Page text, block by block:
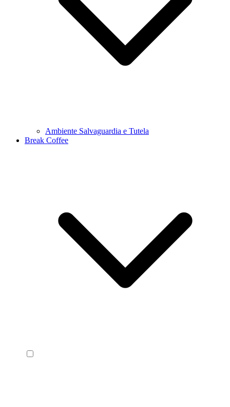
Ambiente Salvaguardia e Tutela
Break Coffee